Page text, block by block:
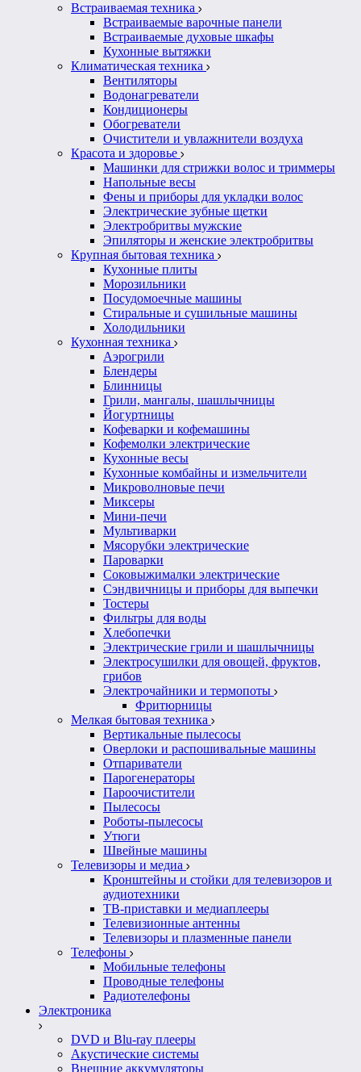
Встраиваемая техника
Встраиваемые варочные панели
Встраиваемые духовые шкафы
Кухонные вытяжки
Климатическая техника
Вентиляторы
Водонагреватели
Кондиционеры
Обогреватели
Очистители и увлажнители воздуха
Красота и здоровье
Машинки для стрижки волос и триммеры
Напольные весы
Фены и приборы для укладки волос
Электрические зубные щетки
Электробритвы мужские
Эпиляторы и женские электробритвы
Крупная бытовая техника
Кухонные плиты
Морозильники
Посудомоечные машины
Стиральные и сушильные машины
Холодильники
Кухонная техника
Аэрогрили
Блендеры
Блинницы
Грили, мангалы, шашлычницы
Йогуртницы
Кофеварки и кофемашины
Кофемолки электрические
Кухонные весы
Кухонные комбайны и измельчители
Микроволновые печи
Миксеры
Мини-печи
Мультиварки
Мясорубки электрические
Пароварки
Соковыжималки электрические
Сэндвичницы и приборы для выпечки
Тостеры
Фильтры для воды
Хлебопечки
Электрические грили и шашлычницы
Электросушилки для овощей, фруктов,
грибов
Электрочайники и термопоты
Фритюрницы
Мелкая бытовая техника
Вертикальные пылесосы
Оверлоки и распошивальные машины
Отпариватели
Парогенераторы
Пароочистители
Пылесосы
Роботы-пылесосы
Утюги
Швейные машины
Телевизоры и медиа
Кронштейны и стойки для телевизоров и
аудиотехники
ТВ-приставки и медиаплееры
Телевизионные антенны
Телевизоры и плазменные панели
Телефоны
Мобильные телефоны
Проводные телефоны
Радиотелефоны
Электроника
DVD и Blu-ray плееры
Акустические системы
Внешние аккумуляторы